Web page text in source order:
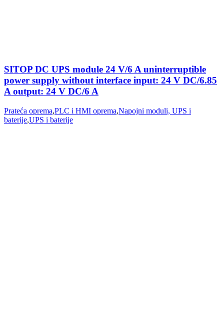
SITOP DC UPS module 24 V/6 A uninterruptible
power supply without interface input: 24 V DC/6.85
A output: 24 V DC/6 A
Prateća oprema,PLC i HMI oprema,Napojni moduli, UPS i
baterije,UPS i baterije